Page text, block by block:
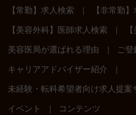
【常勤】求人検索 | 【非常勤
【美容外科】医師求人検索 |
美容医局が選ばれる理由 | ご
キャリアアドバイザー紹介 |
未経験・転科希望者向け求人提案
イベント | コンテンツ